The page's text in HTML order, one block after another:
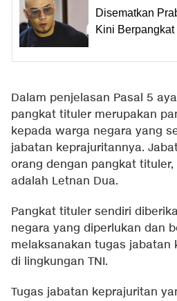
Disematkan
Kini
Dalam penjelasan Pasal 5
pangkat tituler merupakan
kepada warga negara yang
jabatan keprajuritannya.
orang dengan pangkat
adalah Letnan Dua.
Pangkat tituler sendiri
negara yang diperlukan dan
melaksanakan tugas
di lingkungan TNI.
Tugas jabatan keprajuritan